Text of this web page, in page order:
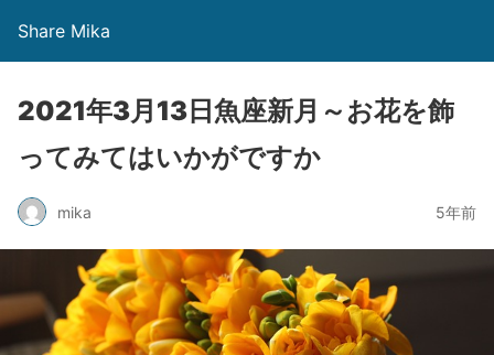
Share Mika
2021年3月13日魚座新月～お花を飾
ってみてはいかがですか
mika 5年前